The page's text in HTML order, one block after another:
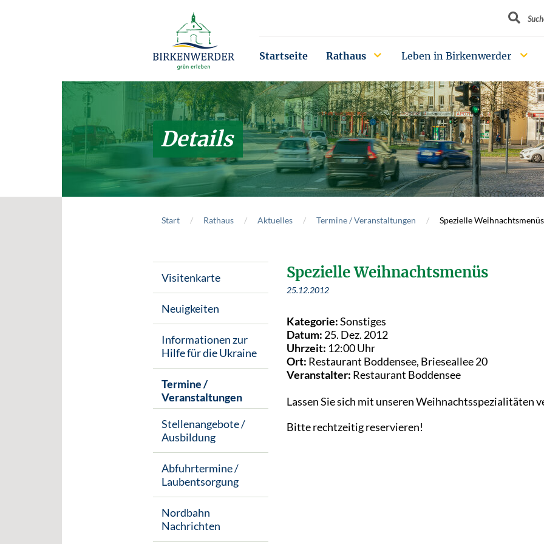
Startseite Rathaus Leben in Birkenwerder
Details
Start Rathaus Aktuelles Termine / Veranstaltungen Spezielle Weihnachtsmenüs
Visitenkarte
Neuigkeiten
Informationen zur
Hilfe für die Ukraine
Termine /
Veranstaltungen
Stellenangebote /
Ausbildung
Abfuhrtermine /
Laubentsorgung
Nordbahn
Nachrichten
Spezielle Weihnachtsmenüs
25.12.2012
Kategorie:Sonstiges
Datum: 25. Dez. 2012
Uhrzeit: 12:00 Uhr
Ort: Restaurant Boddensee, Brieseallee 20
Veranstalter: Restaurant Boddensee
Lassen Sie sich mit unseren Weihnachtsspezialitäten
Bitte rechtzeitig reservieren!